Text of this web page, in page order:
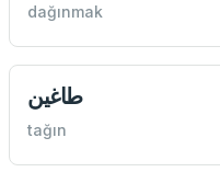
dağınmak
طاغين
tağın